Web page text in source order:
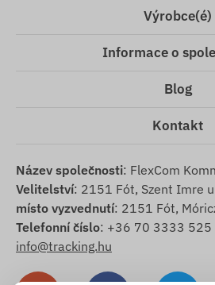
Výrobce(é)
Informace o
Blog
Kontakt
Název společnosti: FlexCom
Velitelství: 2151 Fót, Szent Imre
místo vyzvednutí: 2151 Fót,
Telefonní číslo: +36 70 3333 525
info@tracking.hu